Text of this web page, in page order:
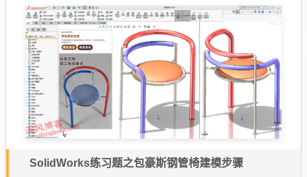
SolidWorks练习题之包豪斯钢管椅建模步骤